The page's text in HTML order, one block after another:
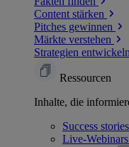
Content stärken
Pitches gewinnen
Märkte verstehen
Strategien entwickeln
Ressourcen
Inhalte, die
Success stories
Live-